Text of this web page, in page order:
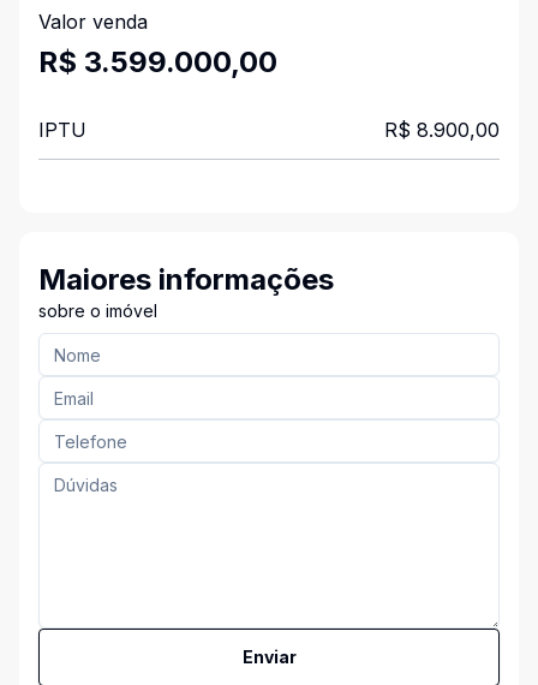
Valor venda
R$ 3.599.000,00
IPTU R$ 8.900,00
Maiores informações
sobre o imóvel
Enviar